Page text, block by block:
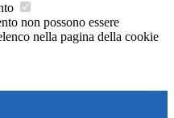
non possono essere
nella pagina della cookie